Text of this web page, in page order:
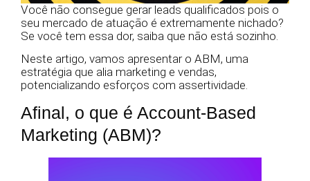
Você não consegue gerar leads qualificados pois o
seu mercado de atuação é extremamente nichado?
Se você tem essa dor, saiba que não está sozinho.
Neste artigo, vamos apresentar o ABM, uma
estratégia que alia marketing e vendas,
potencializando esforços com assertividade.
Afinal, o que é Account-Based
Marketing (ABM)?